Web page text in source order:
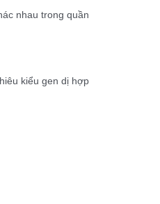
nhau trong quần
kiểu gen dị hợp